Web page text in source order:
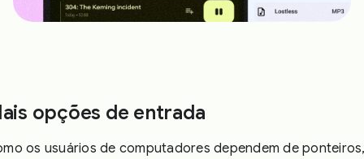
opções de entrada
os usuários de computadores dependem de